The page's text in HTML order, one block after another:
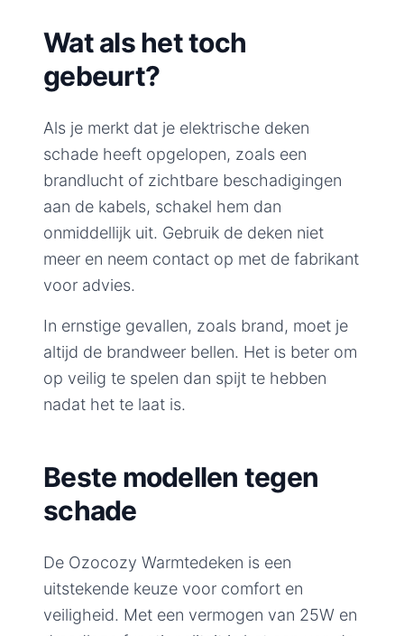
Wat als het toch
gebeurt?
Als je merkt dat je elektrische deken
schade heeft opgelopen, zoals een
brandlucht of zichtbare beschadigingen
aan de kabels, schakel hem dan
onmiddellijk uit. Gebruik de deken niet
meer en neem contact op met de fabrikant
voor advies.
In ernstige gevallen, zoals brand, moet je
altijd de brandweer bellen. Het is beter om
op veilig te spelen dan spijt te hebben
nadat het te laat is.
Beste modellen tegen
schade
De Ozocozy Warmtedeken is een
uitstekende keuze voor comfort en
veiligheid. Met een vermogen van 25W en